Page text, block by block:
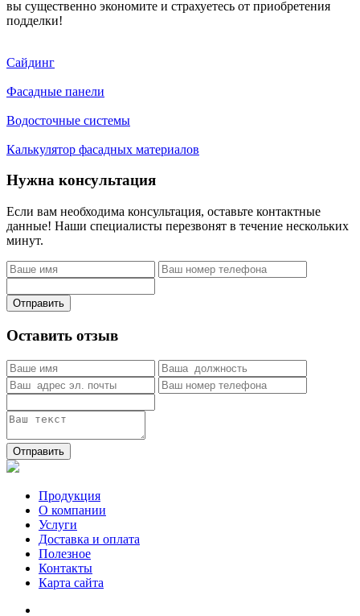
вы существенно экономите и страхуетесь от приобретения
подделки!
Сайдинг
Фасадные панели
Водосточные системы
Калькулятор фасадных материалов
Нужна консультация
Если вам необходима консультация, оставьте контактные
данные! Наши специалисты перезвонят в течение нескольких
минут.
Отправить
Оставить отзыв
Отправить
Продукция
О компании
Услуги
Доставка и оплата
Полезное
Контакты
Карта сайта